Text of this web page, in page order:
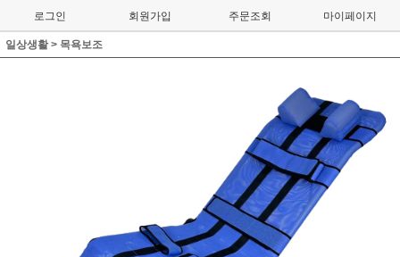
로그인 회원가입 주문조회 마이페이지
일상생활> 목욕보조